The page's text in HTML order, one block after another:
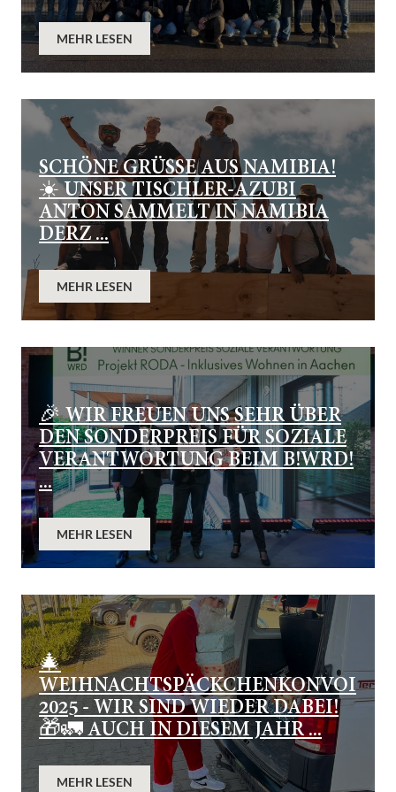
MEHR LESEN
SCHÖNE GRÜSSE AUS NAMIBIA! ☀
️ UNSER TISCHLER-AZUBI A
NTON SAMMELT IN NAMIBIA D
ERZ ...
MEHR LESEN
🎉 WIR FREUEN UNS SEHR ÜBER
DEN SONDERPREIS FÜR SOZIALE
VERANTWORTUNG BEIM B!WRD!
...
MEHR LESEN
🎄
WEIHNACHTSPÄCKCHENKONVOI
2025 - WIR SIND WIEDER DABEI!
🎁🚛 AUCH IN DIESEM JAHR ...
MEHR LESEN